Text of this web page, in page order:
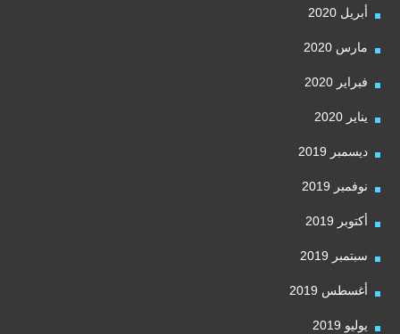
أبريل 2020
مارس 2020
فبراير 2020
يناير 2020
ديسمبر 2019
نوفمبر 2019
أكتوبر 2019
سبتمبر 2019
أغسطس 2019
يوليو 2019